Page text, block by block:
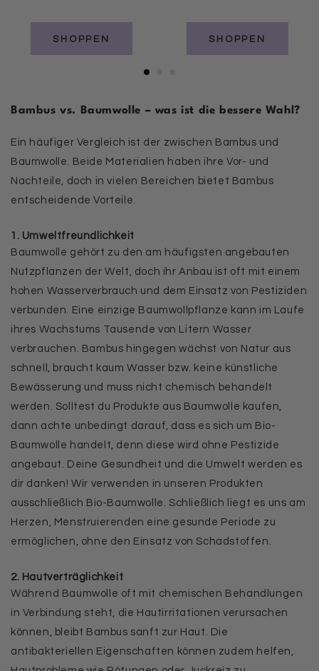
SHOPPEN SHOPPEN
Bambus vs. Baumwolle – was ist die bessere Wahl?
Ein häufiger Vergleich ist der zwischen Bambus und
Baumwolle. Beide Materialien haben ihre Vor- und
Nachteile, doch in vielen Bereichen bietet Bambus
entscheidende Vorteile.
1. Umweltfreundlichkeit
Baumwolle gehört zu den am häufigsten angebauten
Nutzpflanzen der Welt, doch ihr Anbau ist oft mit einem
hohen Wasserverbrauch und dem Einsatz von Pestiziden
verbunden. Eine einzige Baumwollpflanze kann im Laufe
ihres Wachstums Tausende von Litern Wasser
verbrauchen. Bambus hingegen wächst von Natur aus
schnell, braucht kaum Wasser bzw. keine künstliche
Bewässerung und muss nicht chemisch behandelt
werden. Solltest du Produkte aus Baumwolle kaufen,
dann achte unbedingt darauf, dass es sich um Bio-
Baumwolle handelt, denn diese wird ohne Pestizide
angebaut. Deine Gesundheit und die Umwelt werden es
dir danken! Wir verwenden in unseren Produkten
ausschließlich Bio-Baumwolle. Schließlich liegt es uns am
Herzen, Menstruierenden eine gesunde Periode zu
ermöglichen, ohne den Einsatz von Schadstoffen.
2. Hautverträglichkeit
Während Baumwolle oft mit chemischen Behandlungen
in Verbindung steht, die Hautirritationen verursachen
können, bleibt Bambus sanft zur Haut. Die
antibakteriellen Eigenschaften können zudem helfen,